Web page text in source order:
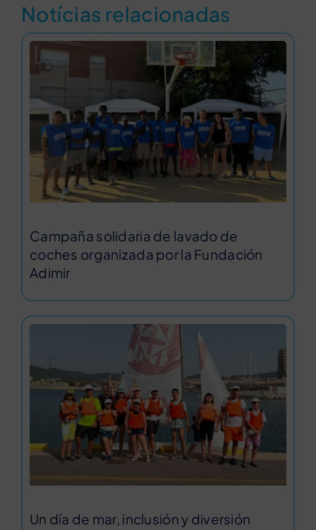
Notícias relacionadas
Campaña solidaria de lavado de
coches organizada por la Fundación
Adimir
Un día de mar, inclusión y diversión